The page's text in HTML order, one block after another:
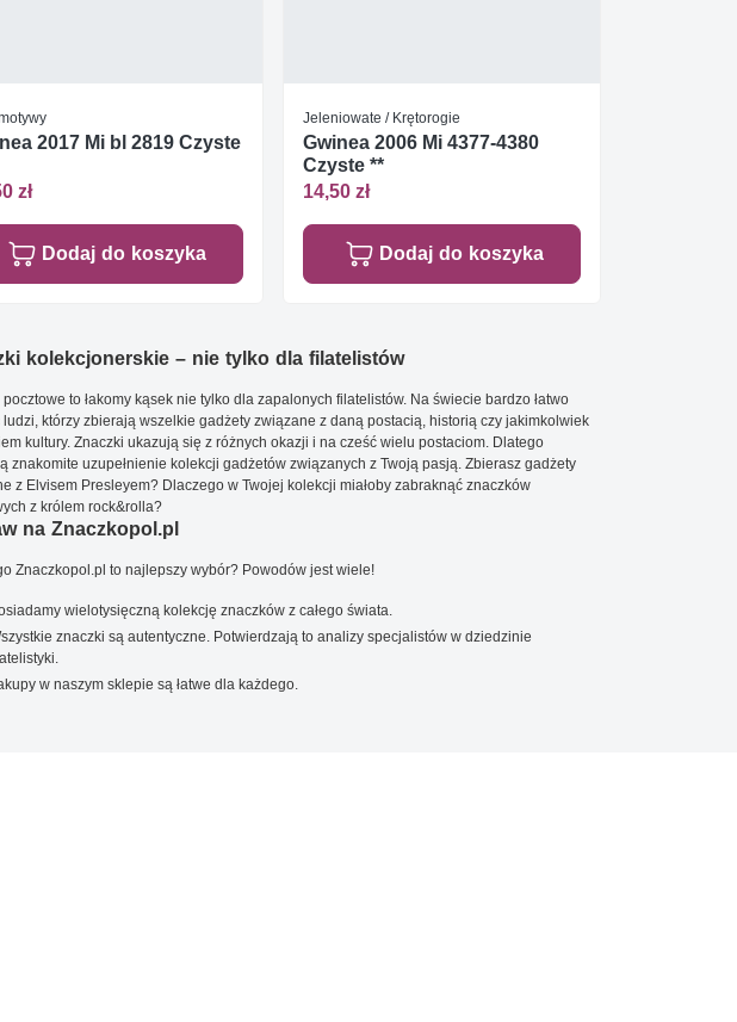
2017 Mi bl 2819 Czyste
zł
Dodaj do koszyka
Jeleniowate / Krętorogie
Gwinea 2006 Mi 4377-4380
Czyste **
14,50 zł
Dodaj do koszyka
kolekcjonerskie – nie tylko dla filatelistów
to łakomy kąsek nie tylko dla zapalonych filatelistów. Na świecie bardzo łatwo
którzy zbierają wszelkie gadżety związane z daną postacią, historią czy jakimkolwiek
kultury. Znaczki ukazują się z różnych okazji i na cześć wielu postaciom. Dlatego
znakomite uzupełnienie kolekcji gadżetów związanych z Twoją pasją. Zbierasz gadżety
z Elvisem Presleyem? Dlaczego w Twojej kolekcji miałoby zabraknąć znaczków
z królem rock&rolla?
na Znaczkopol.pl
Znaczkopol.pl to najlepszy wybór? Powodów jest wiele!
wielotysięczną kolekcję znaczków z całego świata.
znaczki są autentyczne. Potwierdzają to analizy specjalistów w dziedzinie
w naszym sklepie są łatwe dla każdego.